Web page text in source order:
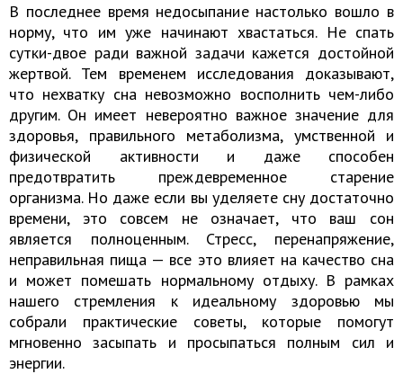
В последнее время недосыпание настолько вошло в
норму, что им уже начинают хвастаться. Не спать
сутки-двое ради важной задачи кажется достойной
жертвой. Тем временем исследования доказывают,
что нехватку сна невозможно восполнить чем-либо
другим. Он имеет невероятно важное значение для
здоровья, правильного метаболизма, умственной и
физической активности и даже способен
предотвратить преждевременное старение
организма. Но даже если вы уделяете сну достаточно
времени, это совсем не означает, что ваш сон
является полноценным. Стресс, перенапряжение,
неправильная пища — все это влияет на качество сна
и может помешать нормальному отдыху. В рамках
нашего стремления к идеальному здоровью мы
собрали практические советы, которые помогут
мгновенно засыпать и просыпаться полным сил и
энергии.